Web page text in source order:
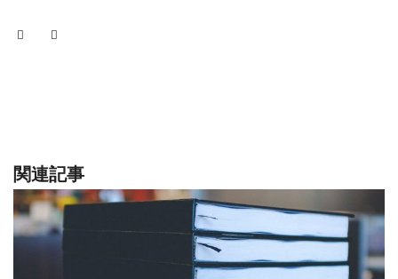
関連記事